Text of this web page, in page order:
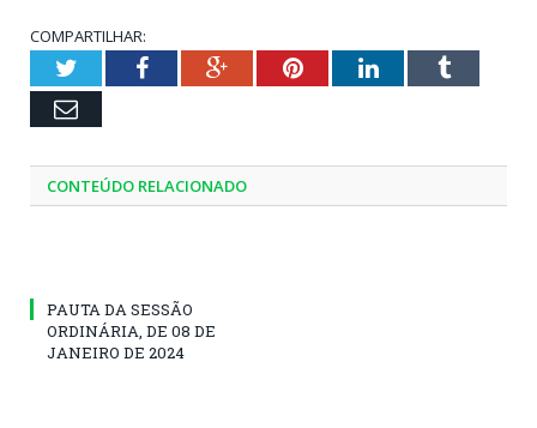
COMPARTILHAR:
TwitterFacebookGoogle+PinterestLinkedInTumblr
Email
CONTEÚDO RELACIONADO
PAUTA DA SESSÃO
ORDINÁRIA, DE 08 DE
JANEIRO DE 2024